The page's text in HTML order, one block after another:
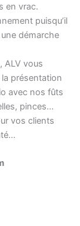
en vrac.
puisqu’il
démarche
ALV vous
présentation
avec nos fûts
pinces…
vos clients